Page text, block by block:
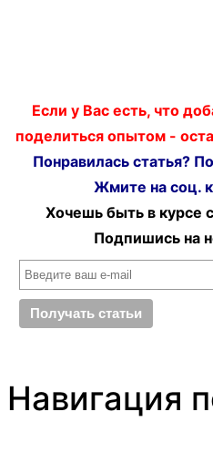
Если у Вас есть, что
поделиться опытом -
Понравилась статья?
Жмите на соц.
Хочешь быть в курсе
Подпишись на
Навигация